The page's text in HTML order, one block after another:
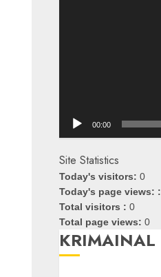
00:00
Site Statistics
Today's visitors: 0
Today's page views: :
Total visitors : 0
Total page views: 0
KRIMAINAL